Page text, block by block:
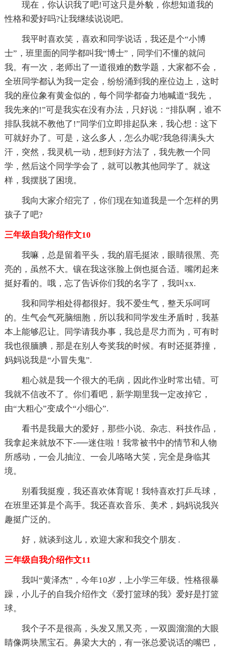
现在，你认识我了吧!可这只是外貌，你想知道我的
性格和爱好吗?让我继续说说吧。
我平时喜欢笑，喜欢和同学说话，我还是个“小博
士”，班里面的同学都叫我“博士”，同学们不懂的就问
我。有一次，老师出了一道很难的数学题，大家都不会，
全班同学都认为我一定会，纷纷涌到我的座位边上，这时
我的座位象有黄金似的，每个同学都奋力地喊道“我先，
我先来的!”可是我实在没有办法，只好说：“排队啊，谁不
排队我就不教他了!”同学们立即排起队来，我心想：这下
可就好办了。可是，这么多人，怎么办呢?我急得满头大
汗，突然，我灵机一动，想到好方法了，我先教一个同
学，然后这个同学学会了，就可以教其他同学了。就这
样，我摆脱了困境。
我向大家介绍完了，你们现在知道我是一个怎样的男
孩子了吧?
三年级自我介绍作文10
我嘛，总是留着平头，我的眉毛挺浓，眼睛很黑、亮
亮的，虽然不大。镶在我这张脸上倒也挺合适。嘴闭起来
挺好看的。哦，忘了告诉你们我的名字了，我叫xx.
我和同学相处得都很好。我不爱生气，整天乐呵呵
的。生气会气死脑细胞，所以我和同学发生矛盾时，我基
本上能够忍让。同学请我办事，我总是尽力而为，可有时
我也很腼腆，那是在别人夸奖我的时候。有时还挺莽撞，
妈妈说我是“小冒失鬼”.
粗心就是我一个很大的毛病，因此作业时常出错。可
我就不信改不了。你们看吧，新学期里我一定改掉它，
由“大粗心”变成个“小细心”.
看书是我最大的爱好，那些小说、杂志、科技作品，
我拿起来就放不下-──迷住啦！我常被书中的情节和人物
所感动，一会儿抽泣、一会儿咯咯大笑，完全是身临其
境。
别看我挺瘦，我还喜欢体育呢！我特喜欢打乒乓球，
在班里还算是个高手。我还喜欢音乐、美术，妈妈说我兴
趣挺广泛的。
好，就谈到这儿，欢迎大家和我交个朋友 .
三年级自我介绍作文11
我叫“黄泽杰”，今年10岁，上小学三年级。性格很暴
躁，小儿子的自我介绍作文《爱打篮球的我》爱好是打篮
球。
我个子不是很高，头发又黑又亮，一双圆溜溜的大眼
睛像两块黑宝石。鼻梁大大的，有一张总爱说话的嘴巴，